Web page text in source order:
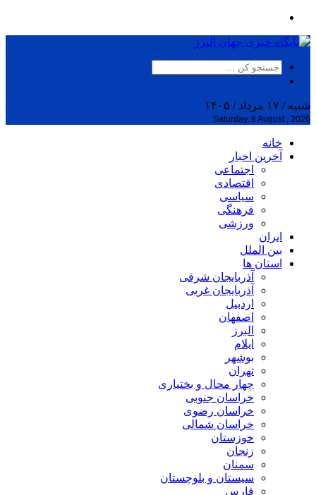
شنبه / ۱۷ مرداد / ۱۴۰۵
Saturday, 8 August , 2026
خانه
آخرین اخبار
اجتماعی
اقتصادی
سیاسی
فرهنگی
ورزشی
ایران
بین الملل
استان ها
آذربایجان شرقی
آذربایجان غربی
اردبیل
اصفهان
البرز
ایلام
بوشهر
تهران
چهار محال و بختیاری
خراسان جنوبی
خراسان رضوی
خراسان شمالی
خوزستان
زنجان
سمنان
سیستان و بلوچستان
فارس